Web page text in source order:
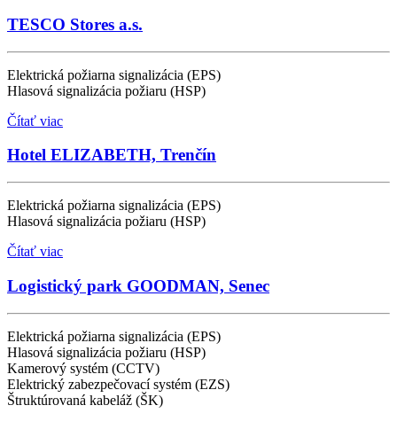
TESCO Stores a.s.
Elektrická požiarna signalizácia (EPS)
Hlasová signalizácia požiaru (HSP)
Čítať viac
Hotel ELIZABETH, Trenčín
Elektrická požiarna signalizácia (EPS)
Hlasová signalizácia požiaru (HSP)
Čítať viac
Logistický park GOODMAN, Senec
Elektrická požiarna signalizácia (EPS)
Hlasová signalizácia požiaru (HSP)
Kamerový systém (CCTV)
Elektrický zabezpečovací systém (EZS)
Štruktúrovaná kabeláž (ŠK)